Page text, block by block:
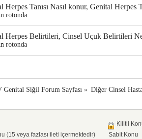
Herpes Tanısı Nasıl konur, Genital Herpes
rotonda
Herpes Belirtileri, Cinsel Uçuk Belirtileri
rotonda
Siğil Forum Sayfası » Diğer Cinsel
(15 veya fazlası ileti içermektedir)
Kilitli
Sabit Konu